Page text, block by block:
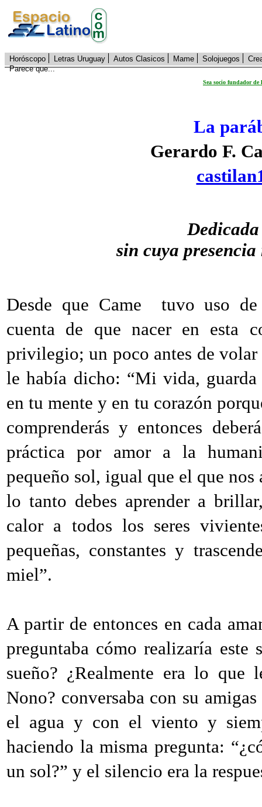
Horóscopo Letras Uruguay Autos Clasicos Mame Solojuegos
Parece que...
Sea socio fundador de
La
Gerardo F.
sin cuya
Desde que Came tuvo uso
cuenta de que nacer en esta
privilegio; un poco antes de
le había dicho: “Mi vida, guarda
en tu mente y en tu corazón
comprenderás y entonces
práctica por amor a la
pequeño sol, igual que el que
lo tanto debes aprender a
calor a todos los seres
pequeñas, constantes y
miel”.
A partir de entonces en cada
preguntaba cómo realizaría este
sueño? ¿Realmente era lo que
Nono? conversaba con su
el agua y con el viento y
haciendo la misma pregunta:
un sol?” y el silencio era la